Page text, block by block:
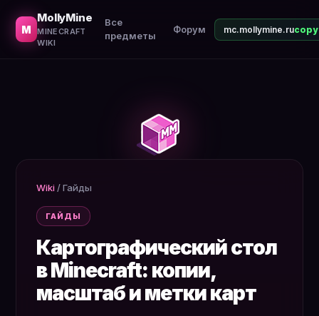
M
MollyMine
MINECRAFT
WIKI
Все
предметы
Форум mc.mollymine.ru
Wiki /Гайды
ГАЙДЫ
Картографический стол
в Minecraft: копии,
масштаб и метки карт